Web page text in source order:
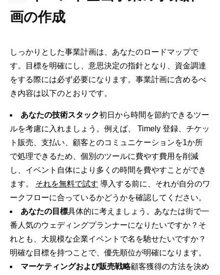
画の作成
しっかりとした事業計画は、あなたのロードマップで
す。目標を明確にし、意思決定の指針となり、資金調達
をする際には必ず必要になります。事業計画に含めるべ
き内容は以下のとおりです。
あなたの技術スタック初日から時間を節約できるツー
ルを考慮に入れましょう。例えば、 Timely 登録、チケッ
ト販売、支払い、顧客とのコミュニケーションを1か所
で処理できるため、個別のツールに費やす費用を削減
し、イベント自体により多くの時間を費やすことができ
ます。 それを無料で試す 導入する前に、それが自分のワ
ークフローに合っているかどうかを確認してください。
あなたの目標具体的に考えましょう。あなたは街で一
番人気のウェディングプランナーになりたいですか？そ
れとも、大規模な企業イベントで名を馳せたいですか？
明確な目標を持つことで、優先順位が明確になります。
マーケティングおよび販売戦略顧客獲得の方法を決め